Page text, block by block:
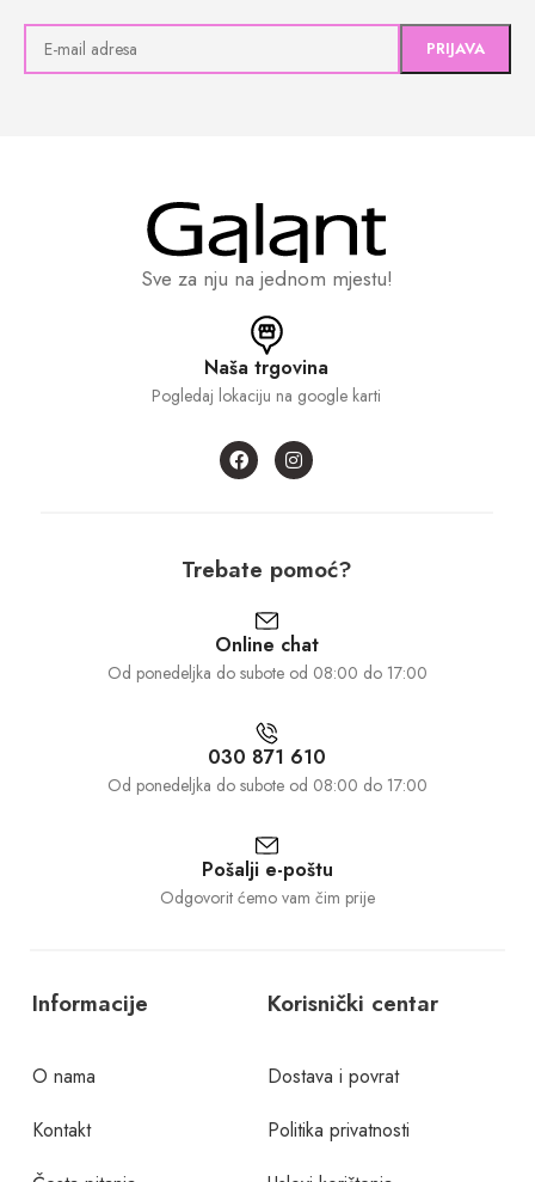
Sve za nju na jednom mjestu!
Naša trgovina
Pogledaj lokaciju na google karti
Trebate pomoć?
Online chat
Od ponedeljka do subote od 08:00 do 17:00
030 871 610
Od ponedeljka do subote od 08:00 do 17:00
Pošalji e-poštu
Odgovorit ćemo vam čim prije
Informacije
O nama
Kontakt
Korisnički centar
Dostava i povrat
Politika privatnosti